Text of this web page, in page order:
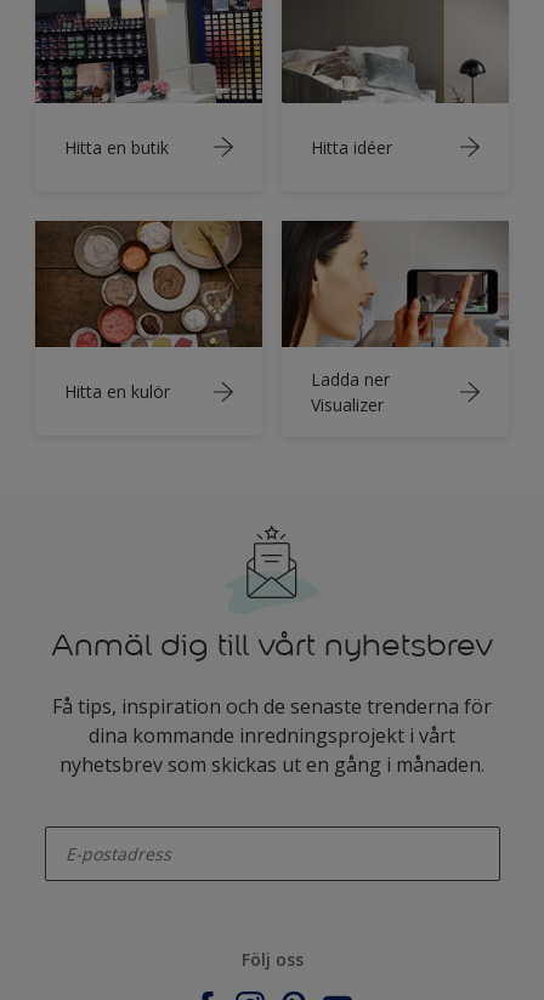
Hitta en butik Hitta idéer
Hitta en kulör
Ladda ner
Visualizer
Anmäl dig till vårt nyhetsbrev
Få tips, inspiration och de senaste trenderna för
dina kommande inredningsprojekt i vårt
nyhetsbrev som skickas ut en gång i månaden.
Följ oss